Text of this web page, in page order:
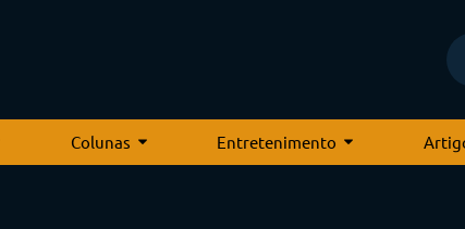
Colunas Entretenimento